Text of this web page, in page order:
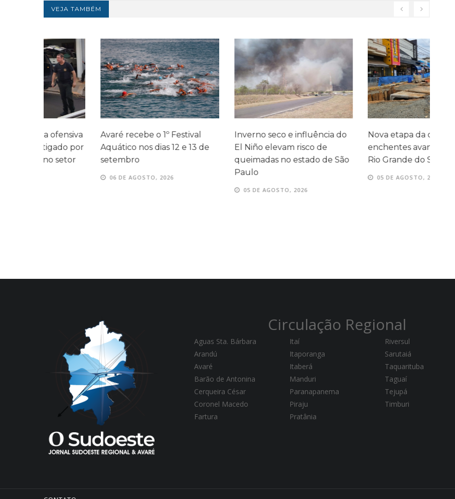
VEJA TAMBÉM
Avaré recebe o 1º Festival
Aquático nos dias 12 e 13 de
setembro
06 DE AGOSTO, 2026
Inverno seco e influência do
El Niño elevam risco de
queimadas no estado de São
05 DE AGOSTO, 2026
Nova etapa da obra contra
enchentes avança pela Rua
Rio Grande do Sul em Avaré
05 DE AGOSTO, 2026
Circulação Regional
Aguas Sta. Bárbara
Arandú
Avaré
Barão de Antonina
Cerqueira César
Coronel Macedo
Fartura
Itaí
Itaporanga
Itaberá
Manduri
Paranapanema
Piraju
Pratânia
Riversul
Sarutaiá
Taquarituba
Taguaí
Tejupá
Timburi